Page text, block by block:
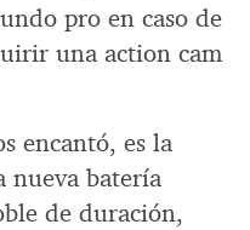
pro en caso de
una action cam
encantó, es la
nueva batería
de duración,